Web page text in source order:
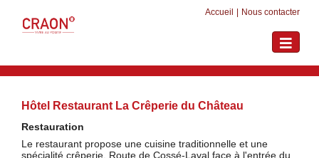
Accueil Nous contacter
Toggle
Hôtel Restaurant La Crêperie du Château
Restauration
Le restaurant propose une cuisine traditionnelle et une
spécialité crêperie. Route de Cossé-Laval face à l'entrée du